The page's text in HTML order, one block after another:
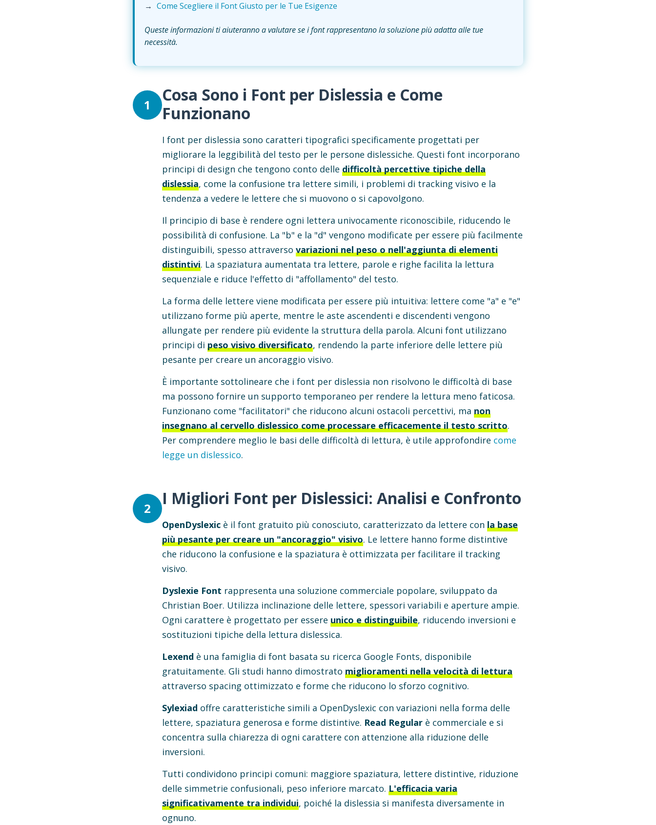
→ Come Scegliere il Font Giusto per le Tue Esigenze
Queste informazioni ti aiuteranno a valutare se i font rappresentano la soluzione più adatta alle tue
necessità.
1
Cosa Sono i Font per Dislessia e Come
Funzionano
I font per dislessia sono caratteri tipografici specificamente progettati per
migliorare la leggibilità del testo per le persone dislessiche. Questi font incorporano
principi di design che tengono conto delle difficoltà percettive tipiche della
dislessia, come la confusione tra lettere simili, i problemi di tracking visivo e la
tendenza a vedere le lettere che si muovono o si capovolgono.
Il principio di base è rendere ogni lettera univocamente riconoscibile, riducendo le
possibilità di confusione. La "b" e la "d" vengono modificate per essere più facilmente
distinguibili, spesso attraverso variazioni nel peso o nell'aggiunta di elementi
distintivi. La spaziatura aumentata tra lettere, parole e righe facilita la lettura
sequenziale e riduce l'effetto di "affollamento" del testo.
La forma delle lettere viene modificata per essere più intuitiva: lettere come "a" e "e"
utilizzano forme più aperte, mentre le aste ascendenti e discendenti vengono
allungate per rendere più evidente la struttura della parola. Alcuni font utilizzano
principi di peso visivo diversificato, rendendo la parte inferiore delle lettere più
pesante per creare un ancoraggio visivo.
È importante sottolineare che i font per dislessia non risolvono le difficoltà di base
ma possono fornire un supporto temporaneo per rendere la lettura meno faticosa.
Funzionano come "facilitatori" che riducono alcuni ostacoli percettivi, ma non
insegnano al cervello dislessico come processare efficacemente il testo scritto.
Per comprendere meglio le basi delle difficoltà di lettura, è utile approfondire come
legge un dislessico.
2 I Migliori Font per Dislessici: Analisi e Confronto
OpenDyslexic è il font gratuito più conosciuto, caratterizzato da lettere con la base
più pesante per creare un "ancoraggio" visivo. Le lettere hanno forme distintive
che riducono la confusione e la spaziatura è ottimizzata per facilitare il tracking
visivo.
Dyslexie Font rappresenta una soluzione commerciale popolare, sviluppato da
Christian Boer. Utilizza inclinazione delle lettere, spessori variabili e aperture ampie.
Ogni carattere è progettato per essere unico e distinguibile, riducendo inversioni e
sostituzioni tipiche della lettura dislessica.
Lexend è una famiglia di font basata su ricerca Google Fonts, disponibile
gratuitamente. Gli studi hanno dimostrato miglioramenti nella velocità di lettura
attraverso spacing ottimizzato e forme che riducono lo sforzo cognitivo.
Sylexiad offre caratteristiche simili a OpenDyslexic con variazioni nella forma delle
lettere, spaziatura generosa e forme distintive. Read Regular è commerciale e si
concentra sulla chiarezza di ogni carattere con attenzione alla riduzione delle
inversioni.
Tutti condividono principi comuni: maggiore spaziatura, lettere distintive, riduzione
delle simmetrie confusionali, peso inferiore marcato. L'efficacia varia
significativamente tra individui, poiché la dislessia si manifesta diversamente in
ognuno.